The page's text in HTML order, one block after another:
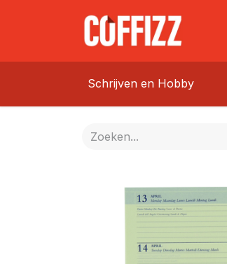
Schrijven en Hobby